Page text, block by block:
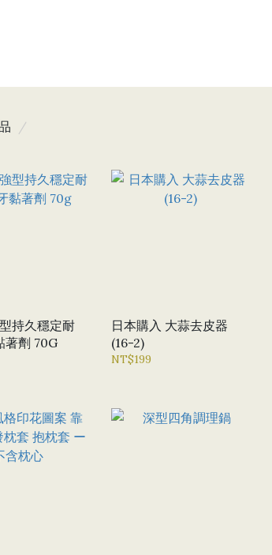
持久穩定耐
著劑 70G
日本購入 大蒜去皮器
(16-2)
NT$199